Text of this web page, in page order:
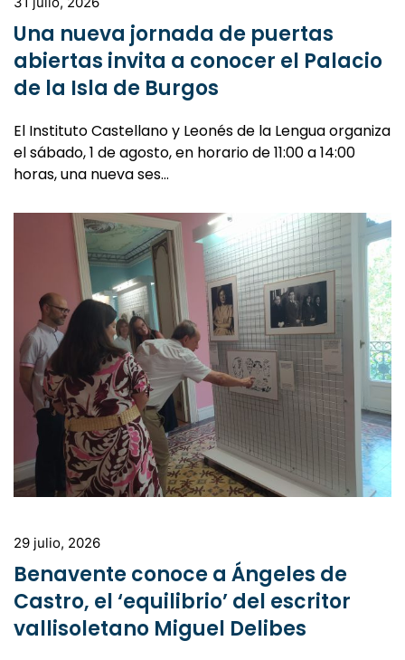
Una nueva jornada de puertas
abiertas invita a conocer el Palacio
de la Isla de Burgos
El Instituto Castellano y Leonés de la Lengua organiza
el sábado, 1 de agosto, en horario de 11:00 a 14:00
horas, una nueva ses…
29 julio, 2026
Benavente conoce a Ángeles de
Castro, el ‘equilibrio’ del escritor
vallisoletano Miguel Delibes